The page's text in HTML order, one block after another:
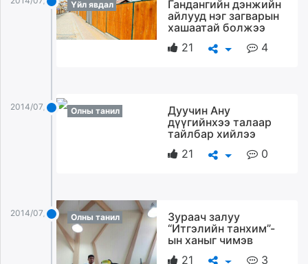
Үйл явдал
Гандангийн дэнжийн
айлууд нэг загварын
хашаатай болжээ
21
4
2014/07/21 Олны танил
Дуучин Ану
дүүгийнхээ талаар
тайлбар хийлээ
21
0
2014/07/21 Олны танил
Зураач залуу
“Итгэлийн танхим”-
ын ханыг чимэв
21
3